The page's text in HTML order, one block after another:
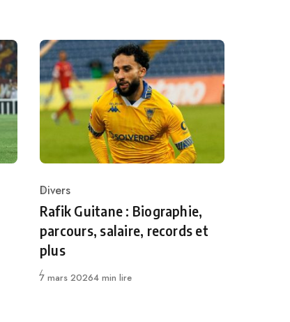
Category
Divers
Rafik Guitane : Biographie,
parcours, salaire, records et
plus
Publié
7 mars 20264 min lire